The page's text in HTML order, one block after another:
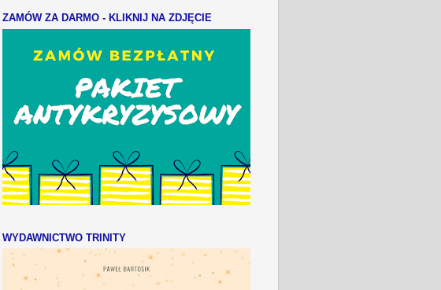
ZAMÓW ZA DARMO - KLIKNIJ NA ZDJĘCIE
WYDAWNICTWO TRINITY